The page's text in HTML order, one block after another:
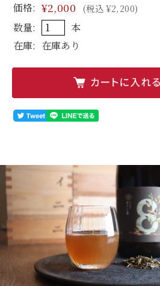
価格: ¥2,000 (税込 ¥2,200)
数量:
本
在庫: 在庫あり